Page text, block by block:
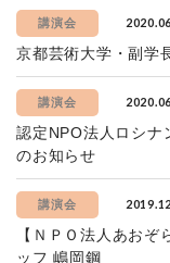
講演会
京都芸術大学・副学
講演会
認定NPO法人ロシ
のお知らせ
講演会
【ＮＰＯ法人あお
ッフ 嶋岡鋼